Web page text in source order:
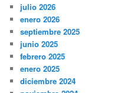
julio 2026
enero 2026
septiembre 2025
junio 2025
febrero 2025
enero 2025
diciembre 2024